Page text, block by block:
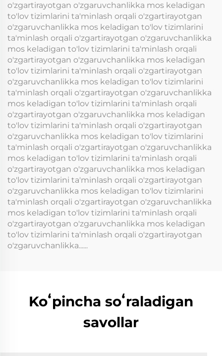
o'zgartirayotgan o'zgaruvchanlikka mos keladigan
to'lov tizimlarini ta'minlash orqali o'zgartirayotgan
o'zgaruvchanlikka mos keladigan to'lov tizimlarini
ta'minlash orqali o'zgartirayotgan o'zgaruvchanlikka
mos keladigan to'lov tizimlarini ta'minlash orqali
o'zgartirayotgan o'zgaruvchanlikka mos keladigan
to'lov tizimlarini ta'minlash orqali o'zgartirayotgan
o'zgaruvchanlikka mos keladigan to'lov tizimlarini
ta'minlash orqali o'zgartirayotgan o'zgaruvchanlikka
mos keladigan to'lov tizimlarini ta'minlash orqali
o'zgartirayotgan o'zgaruvchanlikka mos keladigan
to'lov tizimlarini ta'minlash orqali o'zgartirayotgan
o'zgaruvchanlikka mos keladigan to'lov tizimlarini
ta'minlash orqali o'zgartirayotgan o'zgaruvchanlikka
mos keladigan to'lov tizimlarini ta'minlash orqali
o'zgartirayotgan o'zgaruvchanlikka mos keladigan
to'lov tizimlarini ta'minlash orqali o'zgartirayotgan
o'zgaruvchanlikka mos keladigan to'lov tizimlarini
ta'minlash orqali o'zgartirayotgan o'zgaruvchanlikka
mos keladigan to'lov tizimlarini ta'minlash orqali
o'zgartirayotgan o'zgaruvchanlikka mos keladigan
to'lov tizimlarini ta'minlash orqali o'zgartirayotgan
o'zgaruvchanlikka......
Koʻpincha soʻraladigan
savollar